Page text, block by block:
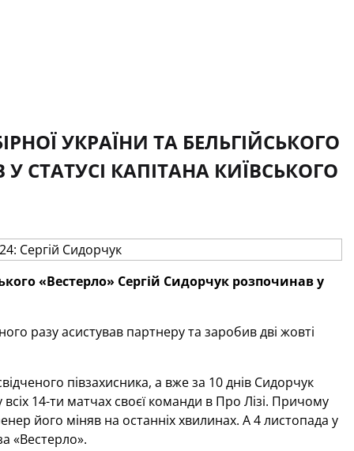
УКРАЇНИ ТА БЕЛЬГІЙСЬКОГО
СТАТУСІ КАПІТАНА КИЇВСЬКОГО
«Вестерло» Сергій Сидорчук розпочинав у
разу асистував партнеру та заробив дві жовті
півзахисника, а вже за 10 днів Сидорчук
14-ти матчах своєї команди в Про Лізі. Причому
його міняв на останніх хвилинах. А 4 листопада у
«Вестерло».